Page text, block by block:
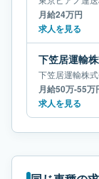
月給24万円
求人を見る
下笠居運輸株
月給50万-55万
求人を見る